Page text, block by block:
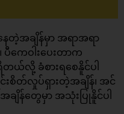
တဲ့အချိန်မှာ အရာအရာ
ကေဝါးပေးတာက
လို့ ခံစားရစေနိူင်ပါ
းစိတ်လှုပ်ရှားတဲ့အချိန်၊ အင်
ချိန်တွေမှာ အသုံးပြုနိူင်ပါ